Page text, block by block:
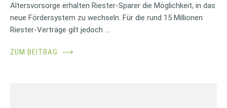
Altersvorsorge erhalten Riester-Sparer die Möglichkeit, in das
neue Fördersystem zu wechseln. Für die rund 15 Millionen
Riester-Verträge gilt jedoch …
ZUM BEITRAG ⟶